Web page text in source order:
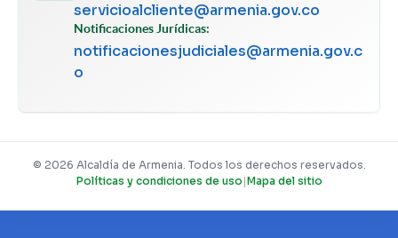
servicioalcliente@armenia.gov.co
Notificaciones Jurídicas:
notificacionesjudiciales@armenia.gov.c
o
© 2026 Alcaldía de Armenia. Todos los derechos reservados.
Políticas y condiciones de uso |Mapa del sitio